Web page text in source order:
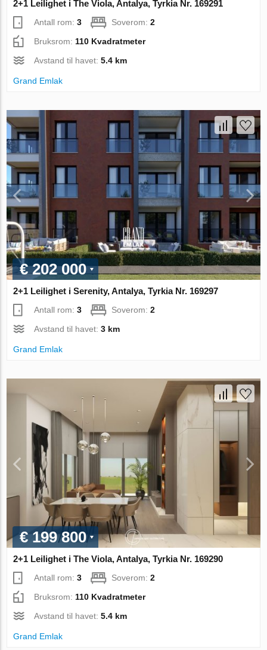
2+1 Leilighet i The Viola, Antalya, Tyrkia Nr. 169291
Antall rom:3 Soverom:2
Bruksrom: 110 Kvadratmeter
Avstand til havet:5.4 km
Grand Emlak
€ 202 000
2+1 Leilighet i Serenity, Antalya, Tyrkia Nr. 169297
Antall rom:3 Soverom:2
Avstand til havet:3 km
Grand Emlak
€ 199 800
2+1 Leilighet i The Viola, Antalya, Tyrkia Nr. 169290
Antall rom:3 Soverom:2
Bruksrom:110 Kvadratmeter
Avstand til havet:5.4 km
Grand Emlak